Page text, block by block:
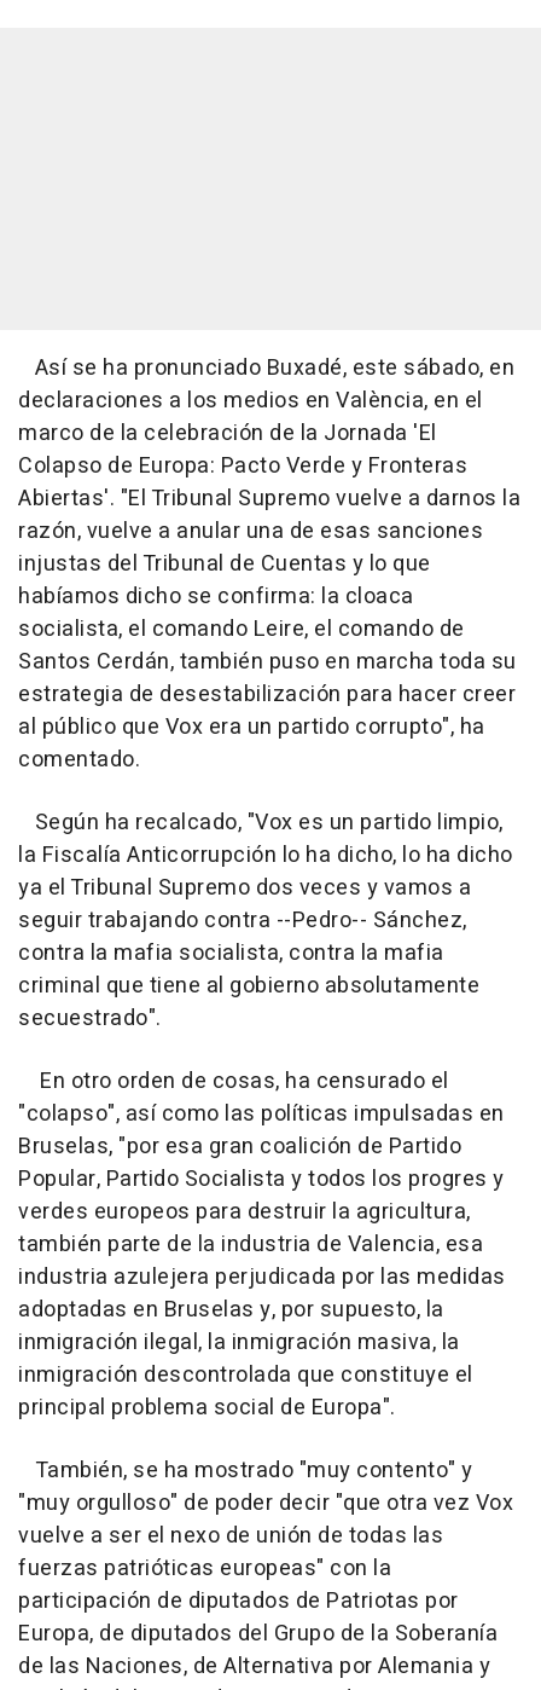
Así se ha pronunciado Buxadé, este sábado, en
declaraciones a los medios en València, en el
marco de la celebración de la Jornada 'El
Colapso de Europa: Pacto Verde y Fronteras
Abiertas'. "El Tribunal Supremo vuelve a darnos la
razón, vuelve a anular una de esas sanciones
injustas del Tribunal de Cuentas y lo que
habíamos dicho se confirma: la cloaca
socialista, el comando Leire, el comando de
Santos Cerdán, también puso en marcha toda su
estrategia de desestabilización para hacer creer
al público que Vox era un partido corrupto", ha
comentado.
Según ha recalcado, "Vox es un partido limpio,
la Fiscalía Anticorrupción lo ha dicho, lo ha dicho
ya el Tribunal Supremo dos veces y vamos a
seguir trabajando contra --Pedro-- Sánchez,
contra la mafia socialista, contra la mafia
criminal que tiene al gobierno absolutamente
secuestrado".
En otro orden de cosas, ha censurado el
"colapso", así como las políticas impulsadas en
Bruselas, "por esa gran coalición de Partido
Popular, Partido Socialista y todos los progres y
verdes europeos para destruir la agricultura,
también parte de la industria de Valencia, esa
industria azulejera perjudicada por las medidas
adoptadas en Bruselas y, por supuesto, la
inmigración ilegal, la inmigración masiva, la
inmigración descontrolada que constituye el
principal problema social de Europa".
También, se ha mostrado "muy contento" y
"muy orgulloso" de poder decir "que otra vez Vox
vuelve a ser el nexo de unión de todas las
fuerzas patrióticas europeas" con la
participación de diputados de Patriotas por
Europa, de diputados del Grupo de la Soberanía
de las Naciones, de Alternativa por Alemania y